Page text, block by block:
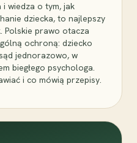
wiedza o tym, jak
dziecka, to najlepszy
Polskie prawo otacza
ochroną: dziecko
jednorazowo, w
biegłego psychologa.
i co mówią przepisy.